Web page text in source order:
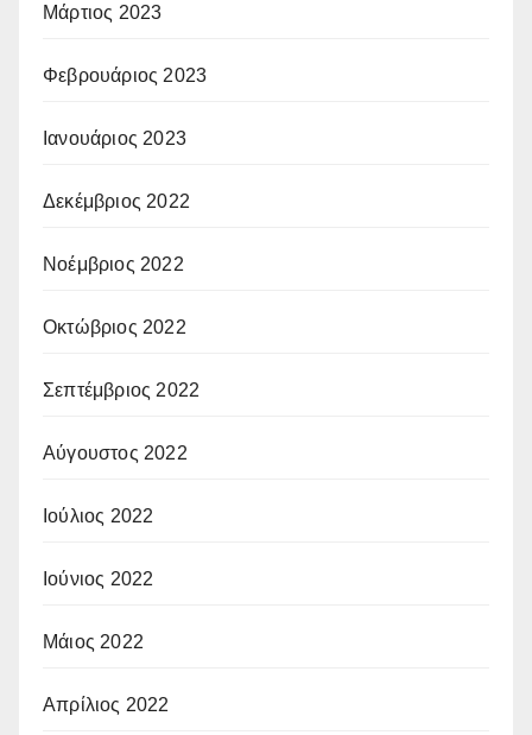
Μάρτιος 2023
Φεβρουάριος 2023
Ιανουάριος 2023
Δεκέμβριος 2022
Νοέμβριος 2022
Οκτώβριος 2022
Σεπτέμβριος 2022
Αύγουστος 2022
Ιούλιος 2022
Ιούνιος 2022
Μάιος 2022
Απρίλιος 2022